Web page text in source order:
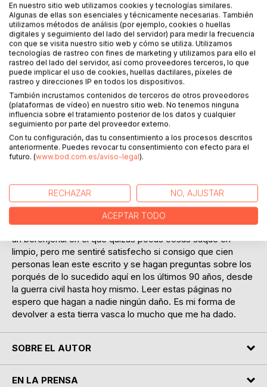
DESCRIPCIÓN
Como dijo Baruch Spinoza "Ni reír ni llorar, sino
comprender". Pretendo con este ensayo acercarme a mí
mismo en primer lugar y a quienes quieran hacerlo, a la
comprensión, que no justificación, de una Historia reciente
de esta Euskadi nuestra en la que llevo 80 años de mi
existencia y a la que me cuesta mucho, incluso demasiado,
vascos seamos tan cobardes. Busco razones y me cuesta
imaginar el gregarismo brutal de nuestra gente. Busco
razones y me cuesta entender el bajo aprecio que el
pensamiento crítico tiene. Y me he metido de cabeza en
un berenjenal en el que quizás pocas cosas saque en
limpio, pero me sentiré satisfecho si consigo que cien
personas lean este escrito y se hagan preguntas sobre los
porqués de lo sucedido aquí en los últimos 90 años, desde
la guerra civil hasta hoy mismo. Leer estas páginas no
espero que hagan a nadie ningún daño. Es mi forma de
devolver a esta tierra vasca lo mucho que me ha dado.
SOBRE EL AUTOR
EN LA PRENSA
En nuestro sitio web utilizamos cookies y tecnologías similares.
Algunas de ellas son esenciales y técnicamente necesarias. También
utilizamos métodos de análisis (por ejemplo, cookies o huellas
digitales y seguimiento del lado del servidor) para medir la frecuencia
con que se visita nuestro sitio web y cómo se utiliza. Utilizamos
tecnologías de rastreo con fines de marketing y utilizamos para ello el
rastreo del lado del servidor, así como proveedores terceros, lo que
puede implicar el uso de cookies, huellas dactilares, píxeles de
rastreo y direcciones IP en todos los dispositivos.
También incrustamos contenidos de terceros de otros proveedores
(plataformas de vídeo) en nuestro sitio web. No tenemos ninguna
influencia sobre el tratamiento posterior de los datos y cualquier
seguimiento por parte del proveedor externo.
Con tu configuración, das tu consentimiento a los procesos descritos
anteriormente. Puedes revocar tu consentimiento con efecto para el
futuro. (www.bod.com.es/aviso-legal).
RECHAZAR NO, AJUSTAR
ACEPTAR TODO